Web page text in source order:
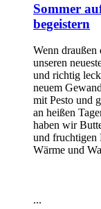
Sommer
begeistern
Wenn draußen
unseren
und richtig
neuem
mit Pesto und
an heißen
haben wir
und fruchtigen
Wärme und
...